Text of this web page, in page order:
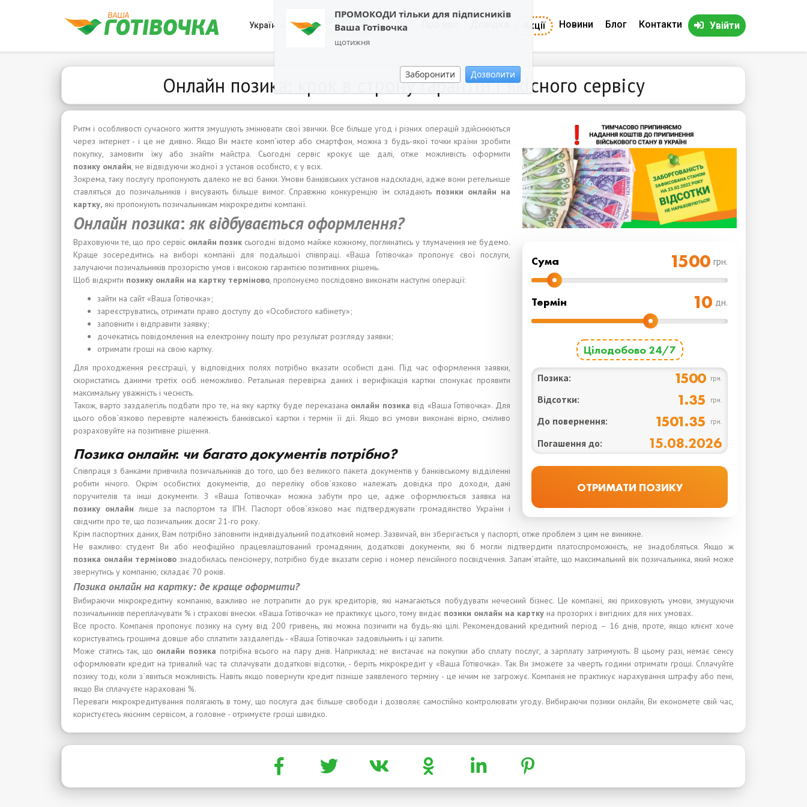
ПРОМОКОДИ тільки для підписників
Ваша Готівочка
щотижня
Заборонити Дозволити
Українська 0800 202 404
Зворотній дзвінок
Акції Новини Блог Контакти Увійти
Онлайн позика: крок в строну гарантій і якісного сервісу
Cума грн.
Термін дн.
Цілодобово 24/7
Позика: 1500 грн.
Відсотки: 1.35 грн.
До повернення: 1501.35 грн.
Погашення до: 15.08.2026
Ритм і особливості сучасного життя змушують змінювати свої звички. Все більше угод і різних операцій здійснюються
через інтернет - і це не дивно. Якщо Ви маєте комп`ютер або смартфон, можна з будь-якої точки країни зробити
покупку, замовити їжу або знайти майстра. Сьогодні сервіс крокує ще далі, отже можливість оформити
позику онлайн, не відвідуючи жодної з установ особисто, є у всіх.
Зокрема, таку послугу пропонують далеко не всі банки. Умови банківських установ надскладні, адже вони ретельніше
ставляться до позичальників і висувають більше вимог. Справжню конкуренцію їм складають позики онлайн на
картку, які пропонують позичальникам мікрокредитні компанії.
Онлайнпозика:яквідбувається оформлення?
Враховуючи те, що про сервіс онлайн позик сьогодні відомо майже кожному, поглинатись у тлумачення не будемо.
Краще зосередитись на виборі компанії для подальшої співпраці. «Ваша Готівочка» пропонує свої послуги,
залучаючи позичальників прозорістю умов і високою гарантією позитивних рішень.
Щоб відкрити позику онлайн на картку терміново, пропонуємо послідовно виконати наступні операції:
зайти на сайт «Ваша Готівочка»;
зареєструватись, отримати право доступу до «Особистого кабінету»;
заповнити і відправити заявку;
дочекатись повідомлення на електронну пошту про результат розгляду заявки;
отримати гроші на свою картку.
Для проходження реєстрації, у відповідних полях потрібно вказати особисті дані. Під час оформлення заявки,
скористатись даними третіх осіб неможливо. Ретальная перевірка даних і верифікація картки спонукає проявити
максимальну уважність і чесність.
Також, варто заздалегіль подбати про те, на яку картку буде переказана онлайн позика від «Ваша Готівочка». Для
цього обов`язково перевірте належність банківської картки і термін її дії. Якщо всі умови виконані вірно, сміливо
розраховуйте на позитивне рішення.
Позика онлайн: чи багато документів потрібно?
Співпраця з банками привчила позичальників до того, що без великого пакета документів у банківському відділенні
робити нічого. Окрім особистих документів, до переліку обов`язково належать довідка про доходи, дані
поручителів та інші документи. З «Ваша Готівочка» можна забути про це, адже оформлюється заявка на
позику онлайн лише за паспортом та ІПН. Паспорт обов`язково має підтверджувати громадянство України і
свідчити про те, що позичальник досяг 21-го року.
Крім паспортних даних, Вам потрібно заповнити індивідуальний податковий номер. Зазвичай, він зберігається у паспорті, отже проблем з цим не виникне.
Не важливо: студент Ви або неофіційно працевлаштований громадянин, додаткові документи, які б могли підтвердити платоспроможність, не знадобляться. Якщо ж
позика онлайн терміново знадобилась пенсіонеру, потрібно буде вказати серію і номер пенсійного посвідчення. Запам`ятайте, що максимальний вік позичальника, який може
звернутись у компанію, складає 70 років.
Позика онлайн на картку: декращеоформити?
Вибираючи мікрокредитну компанію, важливо не потрапити до рук кредиторів, які намагаються побудувати нечесний бізнес. Це компанії, які приховують умови, змущуючи
позичальників переплачувати % і страхові внески. «Ваша Готівочка» не практикує цього, тому видає позики онлайн на картку на прозорих і вигідних для них умовах.
Все просто. Компанія пропонує позику на суму від 200 гривень, які можна позичити на будь-які цілі. Рекомендований кредитний період – 16 днів, проте, якщо клієнт хоче
користуватись грошима довше або сплатити заздалегідь - «Ваша Готівочка» задовільнить і ці запити.
Може статись так, що онлайн позика потрібна всього на пару днів. Наприклад: не вистачає на покупки або сплату послуг, а зарплату затримують. В цьому разі, немає сенсу
оформлювати кредит на тривалий час та сплачувати додаткові відсотки, - беріть мікрокредит у «Ваша Готівочка». Так Ви зможете за чверть години отримати гроші. Сплачуйте
позику тоді, коли з`явиться можливість. Навіть якщо повернути кредит пізніше заявленого терміну - це нічим не загрожує. Компанія не практикує нарахування штрафу або пені,
якщо Ви сплачуєте нараховані %.
Переваги мікрокредитування полягають в тому, що послуга дає більше свободи і дозволяє самостійно контролювати угоду. Вибираючи позики онлайн, Ви економете свій час,
користуєтесь якісним сервісом, а головне - отримуєте гроші швидко.